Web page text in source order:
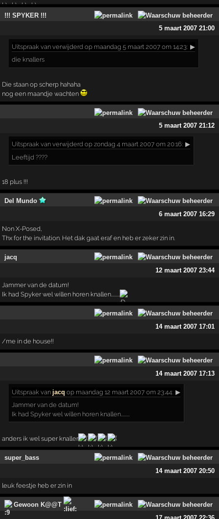
!!! SPYKER !!!
5 maart 2007 21:00
Uitspraak van verwijderd op maandag 5 maart 2007 om 14:23: ▶
die knallers
Die staan op scherp hahaha
nog een maandje wachten
5 maart 2007 21:12
Uitspraak van verwijderd op zondag 4 maart 2007 om 20:16: ▶
Leeftijd ????
18 plus !!!
Del Mundo
6 maart 2007 16:29
Non X-Posed,
Thx for the invitation. Het dak gaat eraf en heb er zeker zin in.
jacq
12 maart 2007 23:44
Jammer van de datum!
Ik had Spyker wel willen horen knallen.........
14 maart 2007 17:01
/me in de house!!
14 maart 2007 17:13
Uitspraak van jacq op maandag 12 maart 2007 om 23:44: ▶
Jammer van de datum!
Ik had Spyker wel willen horen knallen.........
anders ik wel super knaller
super_bass
14 maart 2007 20:50
leuk feestje heb er zin in
Gewoon K@@T